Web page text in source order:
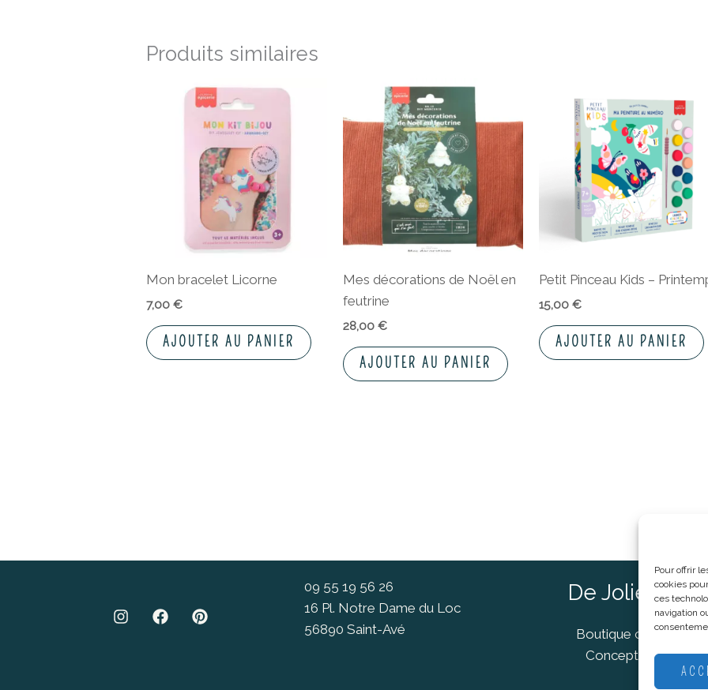
Pour offrir
cookies
ces
navigation
Produits similaires
Mon bracelet Licorne
7,00€
AJOUTER AU PANIER
Mes décorations de Noël en
feutrine
28,00 €
AJOUTER AU PANIER
Petit Pinceau Kids –
15,00 €
AJOUTER AU PANIER
09 55 19 56 26
16 Pl. Notre Dame du Loc
56890 Saint-Avé
De Jolies
Boutique cadeaux
Concept Store